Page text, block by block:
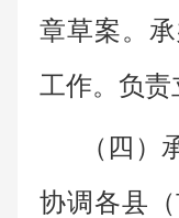
章草案。
工作。负责
（四
协调各县